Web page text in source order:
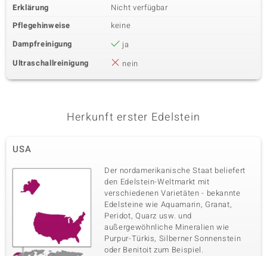
Erklärung
Nicht verfügbar
Pflegehinweise
keine
Dampfreinigung
ja
Ultraschallreinigung
nein
Herkunft erster Edelstein
USA
Der nordamerikanische Staat beliefert
den Edelstein-Weltmarkt mit
verschiedenen Varietäten - bekannte
Edelsteine wie Aquamarin, Granat,
Peridot, Quarz usw. und
außergewöhnliche Mineralien wie
Purpur-Türkis, Silberner Sonnenstein
oder Benitoit zum Beispiel.